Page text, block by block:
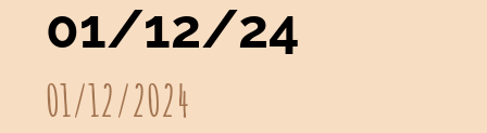
01/12/24
01/12/2024